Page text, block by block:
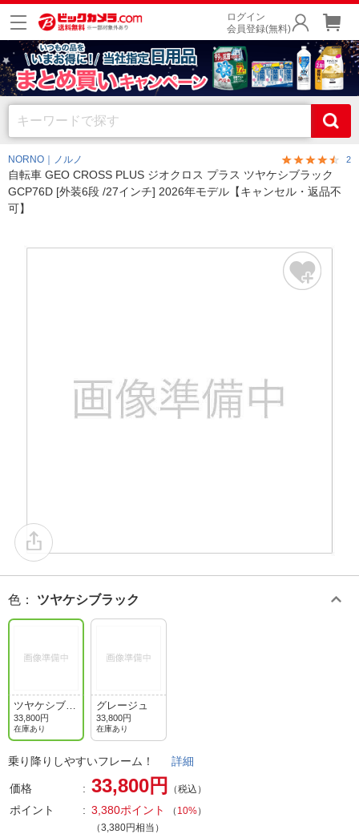
ログイン
会員登録(無料)
NORNO｜ノルノ 2
自転車 GEO CROSS PLUS ジオクロス プラス ツヤケシブラック
GCP76D [外装6段 /27インチ] 2026年モデル【キャンセル・返品不
可】
色 ： ツヤケシブラック
ツヤケシブラ
ック
33,800円
在庫あり
グレージュ
33,800円
在庫あり
乗り降りしやすいフレーム！ 詳細
価格 33,800円 （税込）
ポイント 3,380ポイント （ 10%）
（3,380円相当）